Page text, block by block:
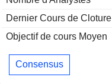
Dernier Cours de Cloture
Objectif de cours Moyen
Consensus